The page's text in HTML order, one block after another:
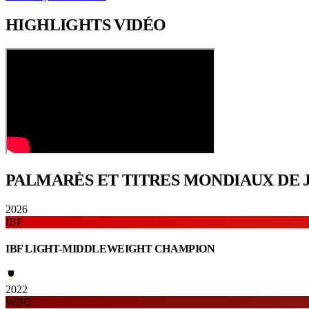
HIGHLIGHTSVIDÉO
PALMARÈS ET TITRESMONDIAUX DE
2026
IBF
IBF LIGHT-MIDDLEWEIGHT CHAMPION
2022
WBO